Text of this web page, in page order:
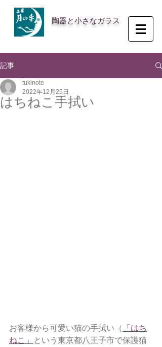
陶器と小さなガラス
記事
はちねこ手拭い
tukinote
2022年12月25日
お客様から可愛い猫の手拭い（
「はち
ねこ」
という東京都八王子市で保護猫